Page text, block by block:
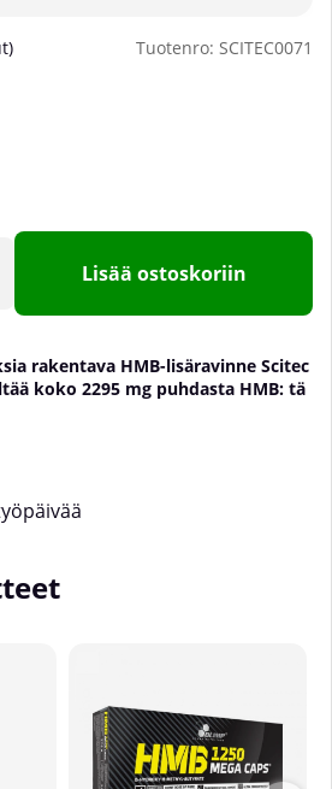
määrä 1
) Tuotenro: SCITEC0071
Lisää ostoskoriin
rakentava HMB-lisäravinne Scitec
koko 2295 mg puhdasta HMB: tä